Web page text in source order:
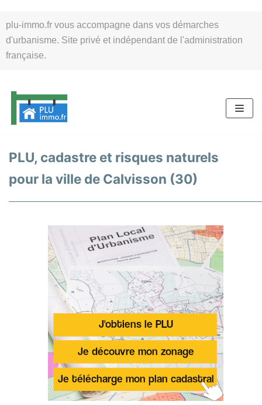
plu-immo.fr vous accompagne dans vos démarches
d'urbanisme. Site privé et indépendant de l'administration
française.
au
contenu
PLU, cadastre et risques naturels
pour la ville de Calvisson (30)